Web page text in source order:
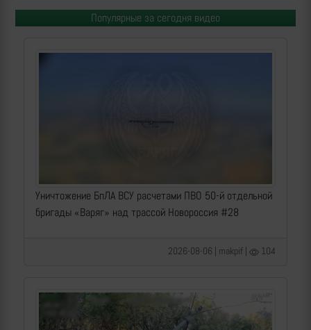
Популярные за сегодня видео
Уничтожение БпЛА ВСУ расчетами ПВО 50-й отдельной
бригады «Варяг» над трассой Новороссия #28
2026-08-06 | makpif | 104